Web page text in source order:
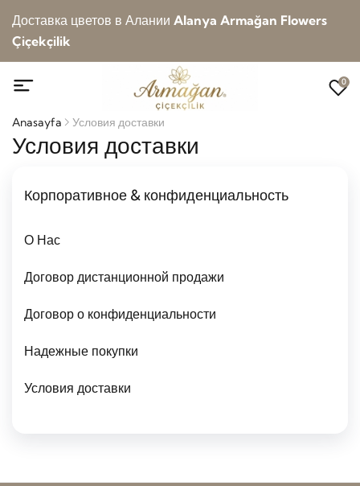
Доставка цветов в Алании Alanya Armağan Flowers
Çiçekçilik
0
Anasayfa Условия доставки
Условия доставки
Корпоративное & конфиденциальность
О Нас
Договор дистанционной продажи
Договор о конфиденциальности
Надежные покупки
Условия доставки